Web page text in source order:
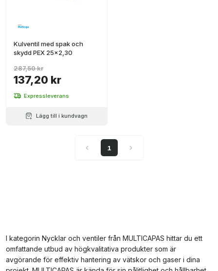
Kulventil med spak och
skydd PEX 25x2,30
137,20 kr
287,50 kr
Expressleverans
Lägg till i kundvagn
1
I kategorin Nycklar och ventiler från MULTICAPAS hittar du ett
omfattande utbud av högkvalitativa produkter som är
avgörande för effektiv hantering av vätskor och gaser i dina